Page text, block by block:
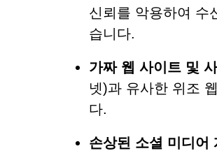
신뢰를 악용하여 수
습니다.
가짜 웹 사이트 및
넷)과 유사한 위조
다.
손상된 소셜 미디어